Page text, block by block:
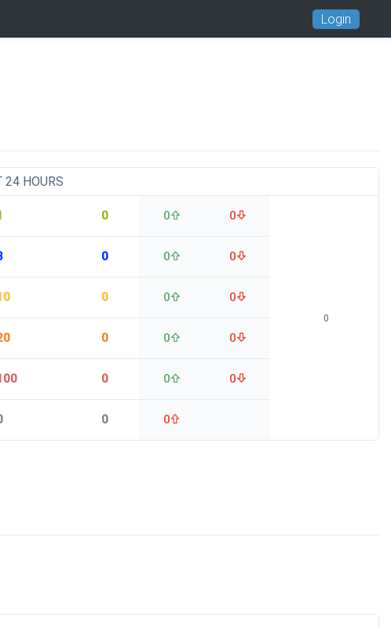
Login
24 HOURS
0 0 0
0 0 0
0 0 0
0 0 0
0 0 0
0 0
0